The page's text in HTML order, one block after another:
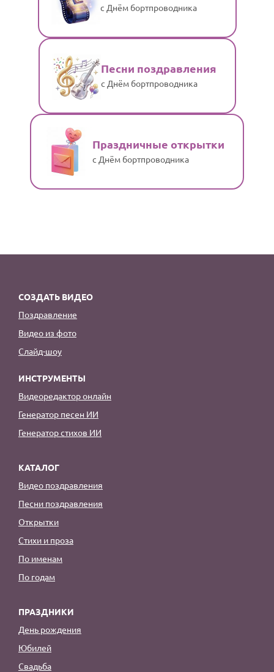
с Днём бортпроводника
Песни поздравления
с Днём бортпроводника
Праздничные открытки
с Днём бортпроводника
СОЗДАТЬ ВИДЕО
Поздравление
Видео из фото
Слайд-шоу
ИНСТРУМЕНТЫ
Видеоредактор онлайн
Генератор песен ИИ
Генератор стихов ИИ
КАТАЛОГ
Видео поздравления
Песни поздравления
Открытки
Стихи и проза
По именам
По годам
ПРАЗДНИКИ
День рождения
Юбилей
Свадьба